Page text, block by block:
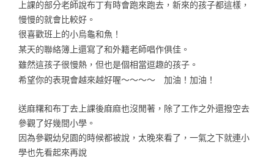
上課的部分老師說布丁有時會跑來跑去，新來的孩子都這樣，
慢慢的就會比較好。
很喜歡班上的小烏龜和魚！
某天的聯絡簿上還寫了和外籍老師唱作俱佳。
雖然這孩子很慢熱，但也是個相當逗趣的孩子。
希望你的表現會越來越好喔～～～～ 加油！加油！
送麻糬和布丁去上課後麻麻也沒閒著，除了工作之外還撥空去
參觀了好幾間小學。
因為參觀幼兒園的時候都被說，太晚來看了，一氣之下就連小
學也先看起來再說